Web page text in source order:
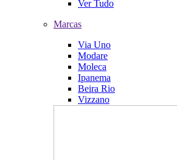
Ver Tudo
Marcas
Via Uno
Modare
Moleca
Ipanema
Beira Rio
Vizzano